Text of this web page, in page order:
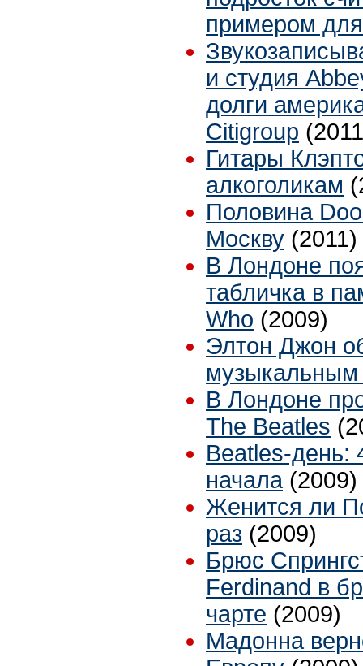
примером
и студия
долги
Citigroup
Гитары
алкоголикам
Половина
Москву (2011)
В Лондоне
табличка в
Who (2009)
Элтон Джон
В Лондоне
The Beatles
Beatles-день:
начала (2009)
Женится ли
раз (2009)
Брюс
Ferdinand в
чарте (2009)
Мадонна